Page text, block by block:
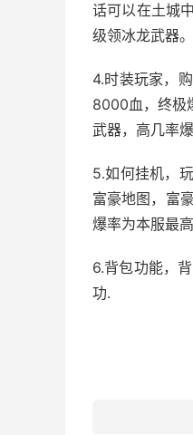
话可以在土城
级领冰龙武器。
4.时装玩家，
8000血，终极
武器，高几率
5.如何挂机，
富豪地图，富
爆率为本服最
6.背包功能，
功.